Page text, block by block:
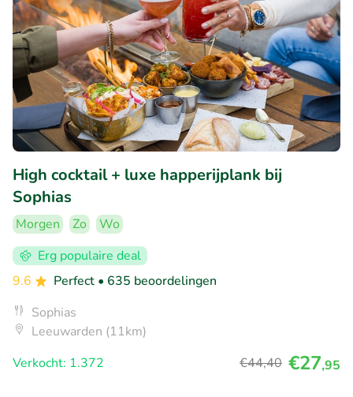
High cocktail + luxe happerijplank bij
Sophias
Morgen Zo
Wo
Erg populaire deal
9.6
Perfect • 635 beoordelingen
Sophias
Leeuwarden (11km)
Verkocht: 1.372
€44,40 €27,95